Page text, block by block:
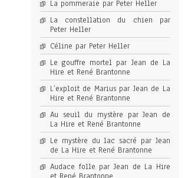
La pommeraie par Peter Heller
La constellation du chien par
Peter Heller
Céline par Peter Heller
Le gouffre mortel par Jean de La
Hire et René Brantonne
L’exploit de Marius par Jean de La
Hire et René Brantonne
Au seuil du mystère par Jean de
La Hire et René Brantonne
Le mystère du lac sacré par Jean
de La Hire et René Brantonne
Audace folle par Jean de La Hire